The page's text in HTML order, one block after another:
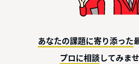
あなたの課題に寄り添った
プロに相談してみま